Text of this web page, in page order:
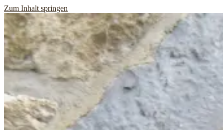
Zum Inhalt springen